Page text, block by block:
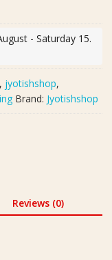
- Saturday 15.
jyotishshop,
Brand: Jyotishshop
Reviews (0)